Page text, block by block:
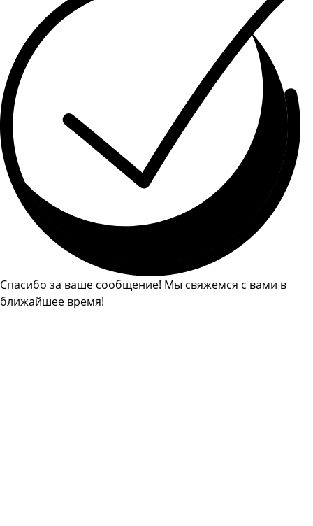
Спасибо за ваше сообщение! Мы свяжемся с вами в
ближайшее время!